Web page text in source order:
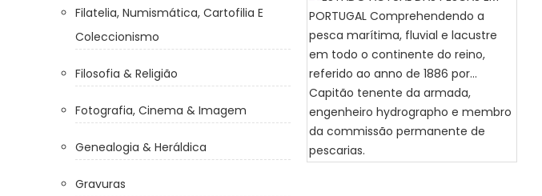
Filatelia, Numismática, Cartofilia E
Coleccionismo
Filosofia & Religião
Fotografia, Cinema & Imagem
Genealogia & Heráldica
Gravuras